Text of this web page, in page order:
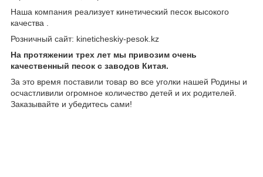
Наша компания реализует кинетический песок высокого
качества .
Розничный сайт: kineticheskiy-pesok.kz
На протяжении трех лет мы привозим очень
качественный песок с заводов Китая.
За это время поставили товар во все уголки нашей Родины и
осчастливили огромное количество детей и их родителей.
Заказывайте и убедитесь сами!